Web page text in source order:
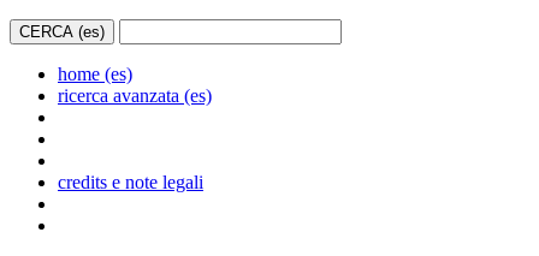
home (es)
ricerca avanzata (es)
credits e note legali